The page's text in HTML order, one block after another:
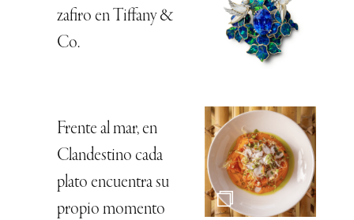
zafiro en Tiffany &
Co.
Frente al mar, en
Clandestino cada
plato encuentra su
propio momento